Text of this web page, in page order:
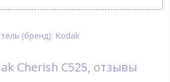
(бренд): Kodak
Cherish C525, отзывы